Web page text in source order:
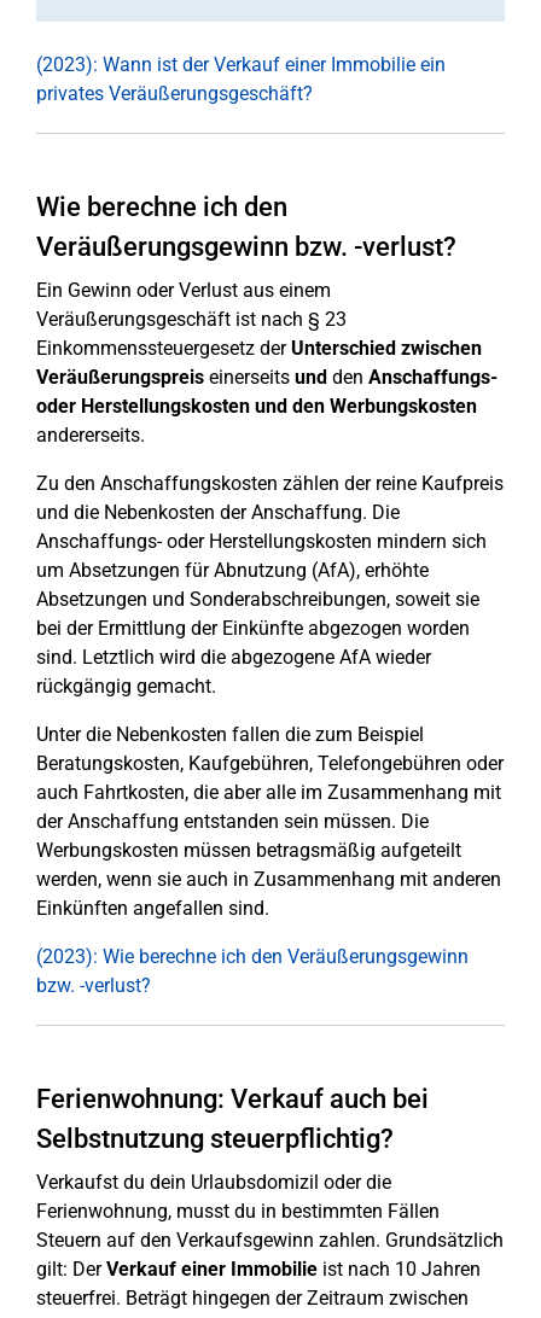
(2023): Wann ist der Verkauf einer Immobilie ein
privates Veräußerungsgeschäft?
Wie berechne ich den
Veräußerungsgewinn bzw. -verlust?
Ein Gewinn oder Verlust aus einem
Veräußerungsgeschäft ist nach § 23
Einkommenssteuergesetz derUnterschied zwischen
Veräußerungspreis einerseits und den Anschaffungs-
oder Herstellungskosten und den Werbungskosten
andererseits.
Zu den Anschaffungskosten zählen der reine Kaufpreis
und die Nebenkosten der Anschaffung. Die
Anschaffungs- oder Herstellungskosten mindern sich
um Absetzungen für Abnutzung (AfA), erhöhte
Absetzungen und Sonderabschreibungen, soweit sie
bei der Ermittlung der Einkünfte abgezogen worden
sind. Letztlich wird die abgezogene AfA wieder
rückgängig gemacht.
Unter die Nebenkosten fallen die zum Beispiel
Beratungskosten, Kaufgebühren, Telefongebühren oder
auch Fahrtkosten, die aber alle im Zusammenhang mit
der Anschaffung entstanden sein müssen. Die
Werbungskosten müssen betragsmäßig aufgeteilt
werden, wenn sie auch in Zusammenhang mit anderen
Einkünften angefallen sind.
(2023): Wie berechne ich den Veräußerungsgewinn
bzw. -verlust?
Ferienwohnung: Verkauf auch bei
Selbstnutzung steuerpflichtig?
Verkaufst du dein Urlaubsdomizil oder die
Ferienwohnung, musst du in bestimmten Fällen
Steuern auf den Verkaufsgewinn zahlen. Grundsätzlich
gilt: DerVerkauf einer Immobilie ist nach 10 Jahren
steuerfrei. Beträgt hingegen der Zeitraum zwischen